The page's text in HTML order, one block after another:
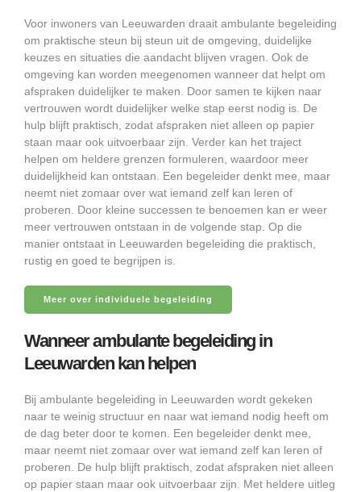
Voor inwoners van Leeuwarden draait ambulante begeleiding
om praktische steun bij steun uit de omgeving, duidelijke
keuzes en situaties die aandacht blijven vragen. Ook de
omgeving kan worden meegenomen wanneer dat helpt om
afspraken duidelijker te maken. Door samen te kijken naar
vertrouwen wordt duidelijker welke stap eerst nodig is. De
hulp blijft praktisch, zodat afspraken niet alleen op papier
staan maar ook uitvoerbaar zijn. Verder kan het traject
helpen om heldere grenzen formuleren, waardoor meer
duidelijkheid kan ontstaan. Een begeleider denkt mee, maar
neemt niet zomaar over wat iemand zelf kan leren of
proberen. Door kleine successen te benoemen kan er weer
meer vertrouwen ontstaan in de volgende stap. Op die
manier ontstaat in Leeuwarden begeleiding die praktisch,
rustig en goed te begrijpen is.
Meer over individuele begeleiding
Wanneer ambulante begeleiding in
Leeuwarden kan helpen
Bij ambulante begeleiding in Leeuwarden wordt gekeken
naar te weinig structuur en naar wat iemand nodig heeft om
de dag beter door te komen. Een begeleider denkt mee,
maar neemt niet zomaar over wat iemand zelf kan leren of
proberen. De hulp blijft praktisch, zodat afspraken niet alleen
op papier staan maar ook uitvoerbaar zijn. Met heldere uitleg